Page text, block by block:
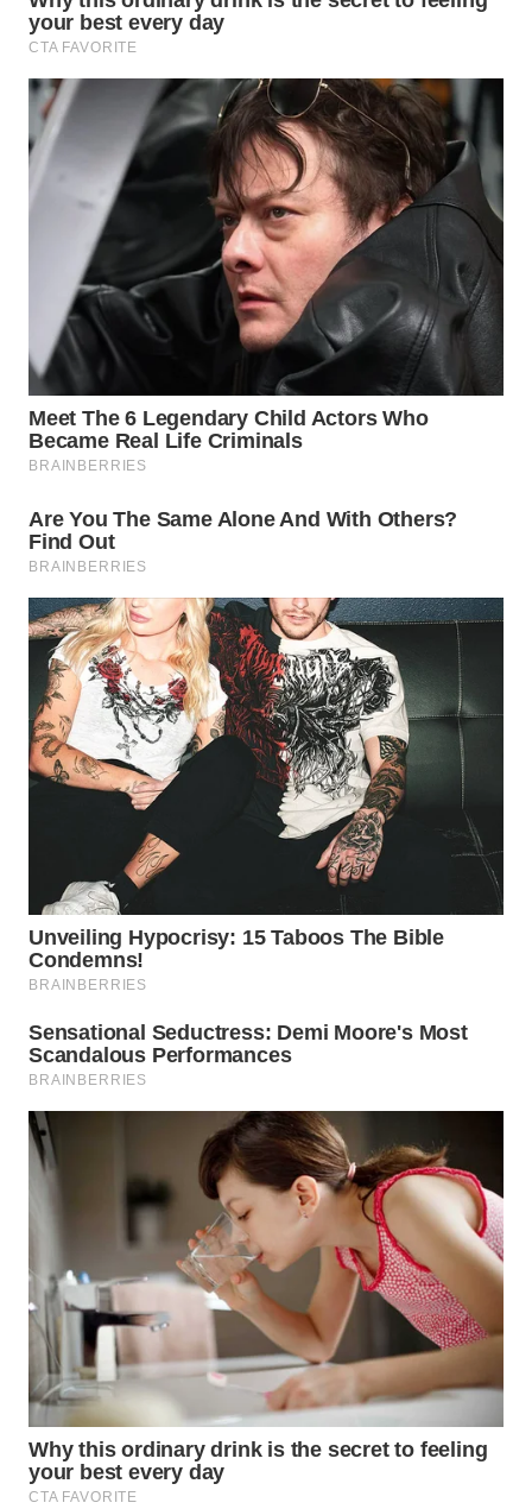
WN
TAPANULI
UTARA
WN
SAMOSIR
WN
PADANG
LAWAS
WN
SUMEDANG
WN
CIANJUR
WN
KEPULAUAN
SERIBU
WN
TANGERANG
WN
CIREBON
WN
INDRAMAYU
WN
KUNINGAN
SUBANG
WN
SUKABUMI
WN
PURWAKARTA